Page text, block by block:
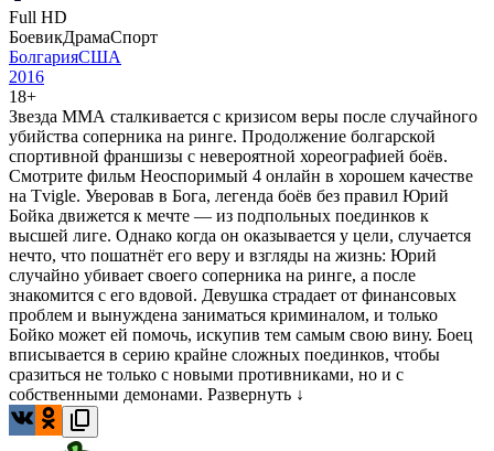
Full HD
БоевикДрамаСпорт
БолгарияСША
2016
18+
Звезда ММА сталкивается с кризисом веры после случайного
убийства соперника на ринге. Продолжение болгарской
спортивной франшизы с невероятной хореографией боёв.
Смотрите фильм Неоспоримый 4 онлайн в хорошем качестве
на Tvigle. Уверовав в Бога, легенда боёв без правил Юрий
Бойка движется к мечте — из подпольных поединков к
высшей лиге. Однако когда он оказывается у цели, случается
нечто, что пошатнёт его веру и взгляды на жизнь: Юрий
случайно убивает своего соперника на ринге, а после
знакомится с его вдовой. Девушка страдает от финансовых
проблем и вынуждена заниматься криминалом, и только
Бойко может ей помочь, искупив тем самым свою вину. Боец
вписывается в серию крайне сложных поединков, чтобы
сразиться не только с новыми противниками, но и с
собственными демонами. Развернуть ↓